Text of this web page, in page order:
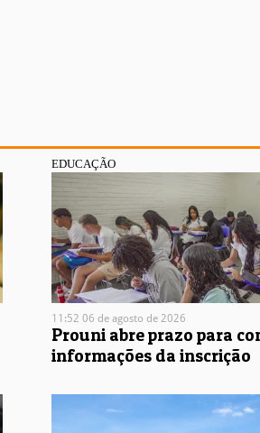
EDUCAÇÃO
11:52 06 de agosto de 2026
Prouni abre prazo para
informações da inscrição